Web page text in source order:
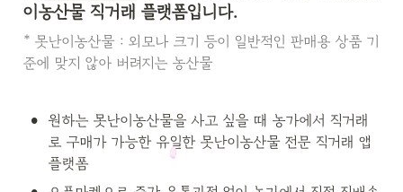
이농산물 직거래 플랫폼입니다.
* 못난이농산물 : 외모나 크기 등이 일반적인 판매용 상품 기
준에 맞지 않아 버려지는 농산물
•
원하는 못난이농산물을 사고 싶을 때 농가에서 직거래
로 구매가 가능한 유일한 못난이농산물 전문 직거래 앱
플랫폼